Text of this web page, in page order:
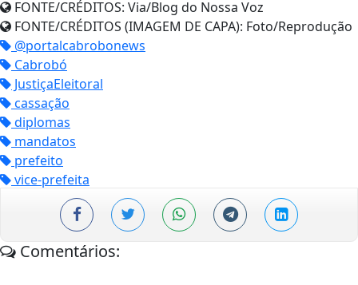
FONTE/CRÉDITOS: Via/Blog do Nossa Voz
FONTE/CRÉDITOS (IMAGEM DE CAPA): Foto/Reprodução
@portalcabrobonews
Cabrobó
JustiçaEleitoral
cassação
diplomas
mandatos
prefeito
vice-prefeita
Comentários: